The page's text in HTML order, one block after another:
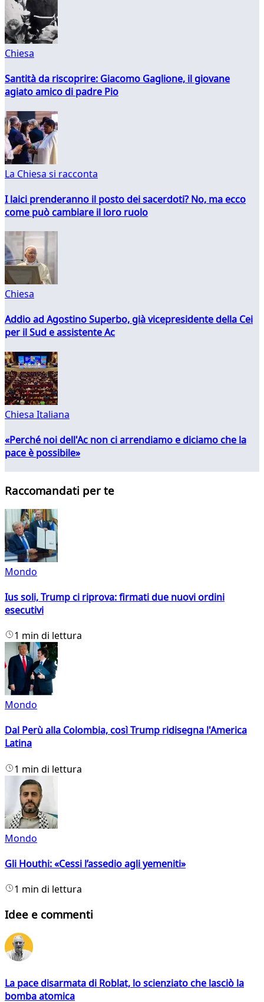
Chiesa
Santità da riscoprire: Giacomo Gaglione, il giovane
agiato amico di padre Pio
La Chiesa si racconta
I laici prenderanno il posto dei sacerdoti? No, ma ecco
come può cambiare il loro ruolo
Chiesa
Addio ad Agostino Superbo, già vicepresidente della Cei
per il Sud e assistente Ac
Chiesa Italiana
«Perché noi dell'Ac non ci arrendiamo e diciamo che la
pace è possibile»
Raccomandati per te
Mondo
Ius soli, Trump ci riprova: firmati due nuovi ordini
esecutivi
1 min di lettura
Mondo
Dal Perù alla Colombia, così Trump ridisegna l'America
Latina
1 min di lettura
Mondo
Gli Houthi: «Cessi l’assedio agli yemeniti»
1 min di lettura
Idee e commenti
La pace disarmata di Roblat, lo scienziato che lasciò la
bomba atomica